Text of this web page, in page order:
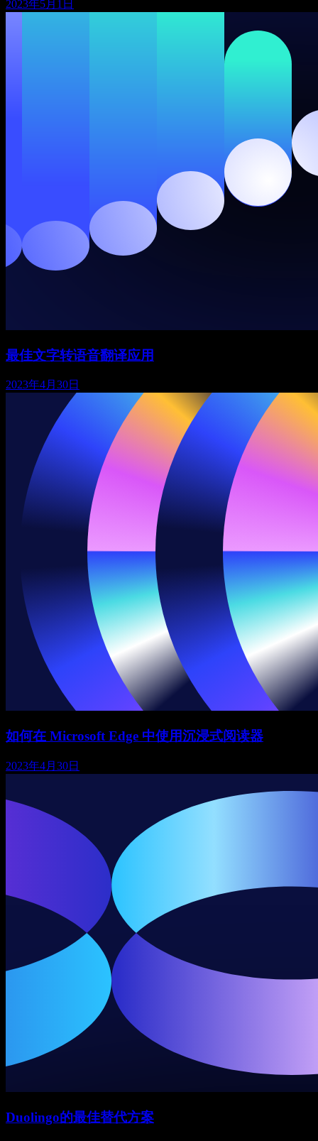
2023年5月1日
最佳文字转语音翻译应用
2023年4月30日
如何在 Microsoft Edge 中使用沉浸式阅读器
2023年4月30日
Duolingo的最佳替代方案